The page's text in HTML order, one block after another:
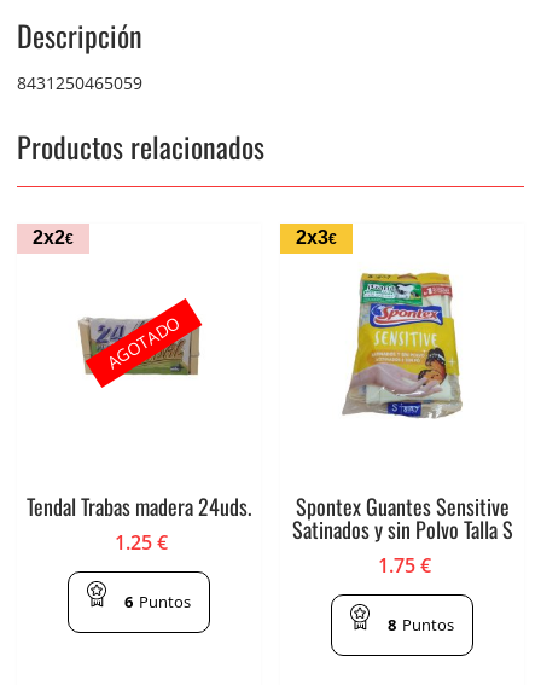
Descripción
8431250465059
Productos relacionados
2x2€
Tendal Trabas madera 24uds.
1.25€
6 Puntos
AGOTADO
2x3€
Spontex Guantes Sensitive
Satinados y sin Polvo Talla S
1.75€
8 Puntos